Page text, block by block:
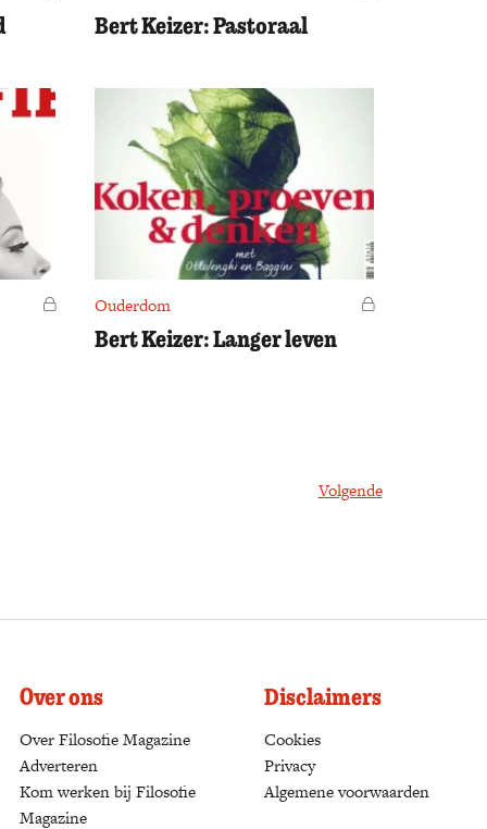
Bert Keizer: Pastoraal
Voor ledenOuderdom Voor leden
Bert Keizer: Langer leven
Volgende
Over ons
Over Filosofie Magazine
Adverteren
Kom werken bij Filosofie
Magazine
Disclaimers
Cookies
Privacy
Algemene voorwaarden